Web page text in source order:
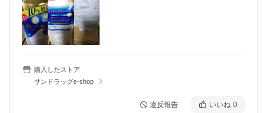
購入したストア
サンドラッグe-shop
違反報告 いいね 0